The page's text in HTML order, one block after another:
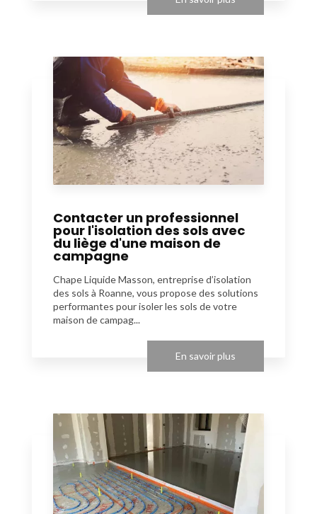
Contacter un professionnel
pour l'isolation des sols avec
du liège d'une maison de
campagne
Chape Liquide Masson, entreprise d’isolation
des sols à Roanne, vous propose des solutions
performantes pour isoler les sols de votre
maison de campag...
En savoir plus